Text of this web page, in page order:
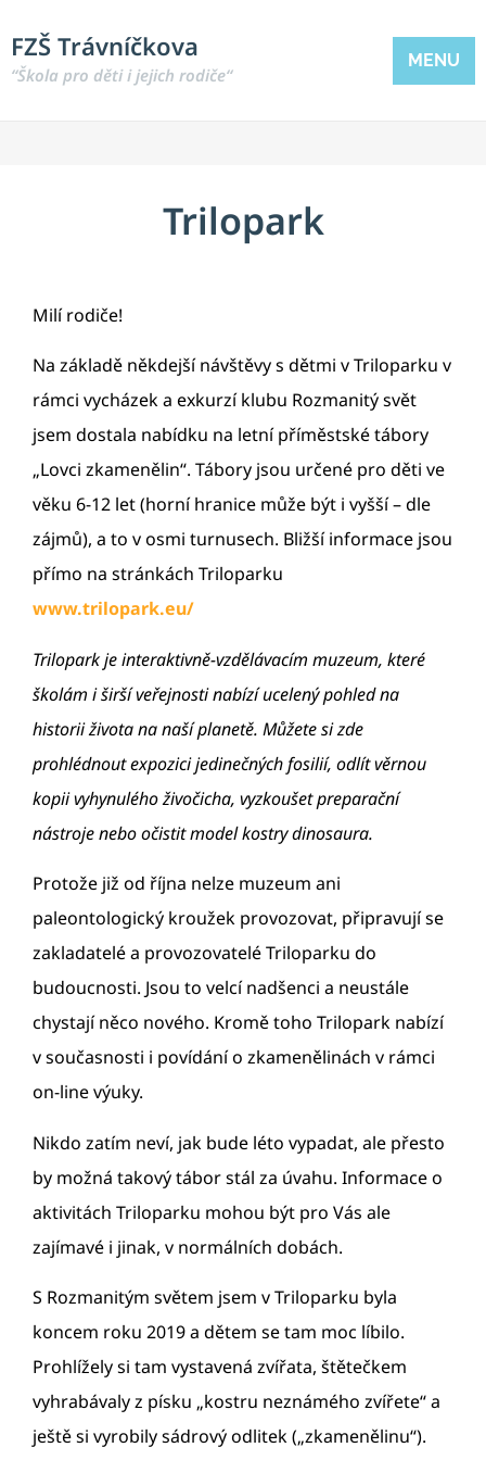
FZŠ Trávníčkova
“Škola pro děti i jejich rodiče“
MENU
Trilopark
Milí rodiče!
Na základě někdejší návštěvy s dětmi v Triloparku v
rámci vycházek a exkurzí klubu Rozmanitý svět
jsem dostala nabídku na letní příměstské tábory
„Lovci zkamenělin“. Tábory jsou určené pro děti ve
věku 6-12 let (horní hranice může být i vyšší – dle
zájmů), a to v osmi turnusech. Bližší informace jsou
přímo na stránkách Triloparku
www.trilopark.eu/
Trilopark je interaktivně-vzdělávacím muzeum, které
školám i širší veřejnosti nabízí ucelený pohled na
historii života na naší planetě. Můžete si zde
prohlédnout expozici jedinečných fosilií, odlít věrnou
kopii vyhynulého živočicha, vyzkoušet preparační
nástroje nebo očistit model kostry dinosaura.
Protože již od října nelze muzeum ani
paleontologický kroužek provozovat, připravují se
zakladatelé a provozovatelé Triloparku do
budoucnosti. Jsou to velcí nadšenci a neustále
chystají něco nového. Kromě toho Trilopark nabízí
v současnosti i povídání o zkamenělinách v rámci
on-line výuky.
Nikdo zatím neví, jak bude léto vypadat, ale přesto
by možná takový tábor stál za úvahu. Informace o
aktivitách Triloparku mohou být pro Vás ale
zajímavé i jinak, v normálních dobách.
S Rozmanitým světem jsem v Triloparku byla
koncem roku 2019 a dětem se tam moc líbilo.
Prohlížely si tam vystavená zvířata, štětečkem
vyhrabávaly z písku „kostru neznámého zvířete“ a
ještě si vyrobily sádrový odlitek („zkamenělinu“).